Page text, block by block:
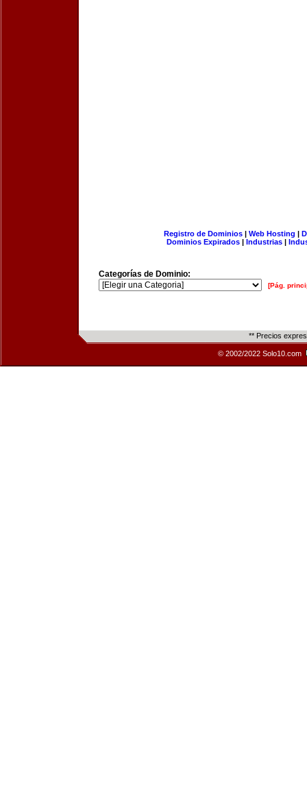
Registro de Dominios| Web Hosting |
Dominios Expirados | Industrias |
Categorías de Dominio:
[Pág.
** Precios
© 2002/2022 Solo10.com